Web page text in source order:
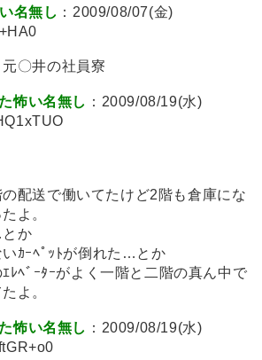
名無し ：2009/08/07(金)
〇井の社員寮
怖い名無し ：2009/08/19(水)
配送で働いてたけど2階も倉庫にな
よ。
か
ｶｰﾍﾟｯﾄが倒れた…とか
ﾚﾍﾞｰﾀｰがよく一階と二階の真ん中で
よ。
怖い名無し ：2009/08/19(水)